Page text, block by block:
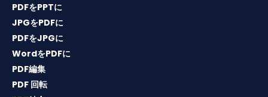
PDFをPPTに
JPGをPDFに
PDFをJPGに
WordをPDFに
PDF編集
PDF 回転